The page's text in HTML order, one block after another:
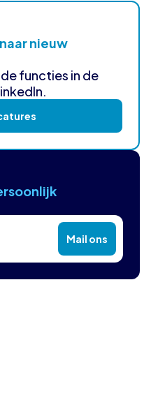
nieuw
functies in de
Mail ons